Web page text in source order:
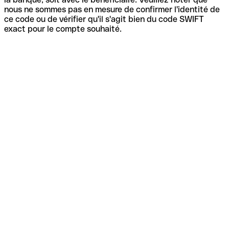
nous ne sommes pas en mesure de confirmer l'identité de
ce code ou de vérifier qu'il s'agit bien du code SWIFT
exact pour le compte souhaité.